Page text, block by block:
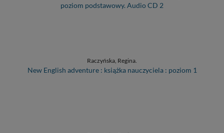
poziom podstawowy. Audio CD 2
Raczyńska, Regina.
New English adventure : książka nauczyciela : poziom 1